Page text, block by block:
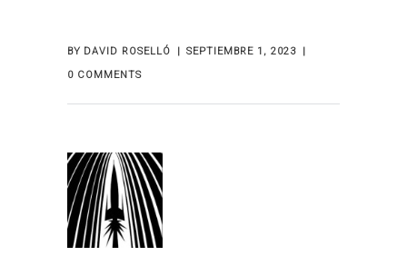
BY DAVID ROSELLÓ
SEPTIEMBRE 1, 2023
0 COMMENTS